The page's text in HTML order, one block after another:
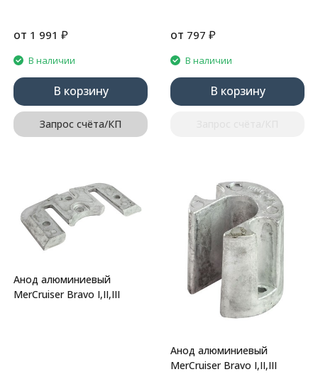
от 1 991 ₽
В наличии
В корзину
Запрос счёта/КП
от 797 ₽
В наличии
В корзину
Анод алюминиевый
MerCruiser Bravo I,II,III
Анод алюминиевый
MerCruiser Bravo I,II,III